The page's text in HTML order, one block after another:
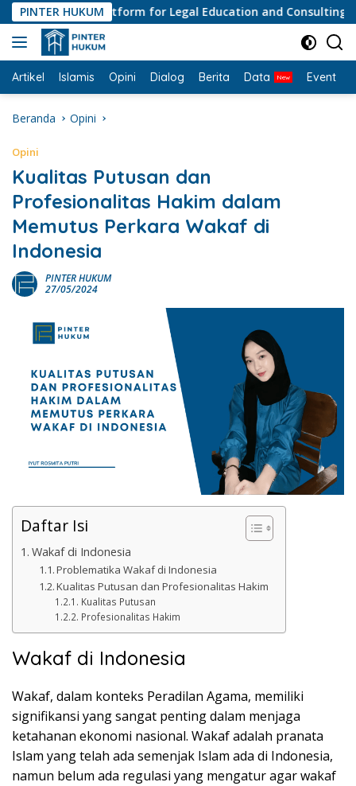
Langsung
ke
konten
PINTER HUKUM
#1 Platform for Legal Education and Consulting •
Artikel Islamis Opini Dialog Berita Data Event
Beranda Opini
Opini
Kualitas Putusan dan
Profesionalitas Hakim dalam
Memutus Perkara Wakaf di
Indonesia
PINTER HUKUM
27/05/2024
Daftar Isi
Wakaf di Indonesia
Problematika Wakaf di Indonesia
Kualitas Putusan dan Profesionalitas Hakim
Kualitas Putusan
Profesionalitas Hakim
Wakaf di Indonesia
Wakaf, dalam konteks Peradilan Agama, memiliki
signifikansi yang sangat penting dalam menjaga
ketahanan ekonomi nasional. Wakaf adalah pranata
Islam yang telah ada semenjak Islam ada di Indonesia,
namun belum ada regulasi yang mengatur agar wakaf